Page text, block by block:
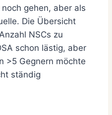
gehen, aber als
Die Übersicht
NSCs zu
schon lästig, aber
>5 Gegnern möchte
ständig